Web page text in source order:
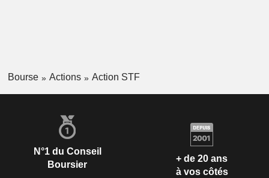
Bourse Actions Action STF
N°1 du Conseil
Boursier
+ de 20 ans
à vos côtés